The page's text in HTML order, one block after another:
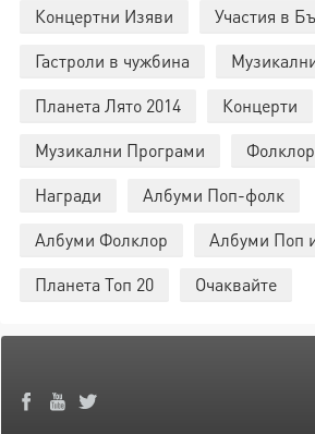
Концертни Изяви
Участия в
Гастроли в чужбина
Планета Лято 2014
Концерти
Музикални Програми
Награди
Албуми Поп-фолк
Албуми Фолклор
Албуми Поп
Планета Топ 20
Очаквайте